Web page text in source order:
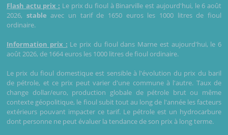
Flash actu prix : Le prix du fioul à Binarville est aujourd'hui, le 6 août
2026, stable avec un tarif de 1650 euros les 1000 litres de fioul
ordinaire.
Information prix : Le prix du fioul dans Marne est aujourd'hui, le 6
août 2026, de 1664 euros les 1000 litres de fioul ordinaire.
Le prix du fioul domestique est sensible à l'évolution du prix du baril
de pétrole, et ce prix peut varier d'une commune à l'autre. Taux de
change dollar/euro, production globale de pétrole brut ou même
contexte géopolitique, le fioul subit tout au long de l'année les facteurs
extérieurs pouvant impacter ce tarif. Le pétrole est un hydrocarbure
dont personne ne peut évaluer la tendance de son prix à long terme.